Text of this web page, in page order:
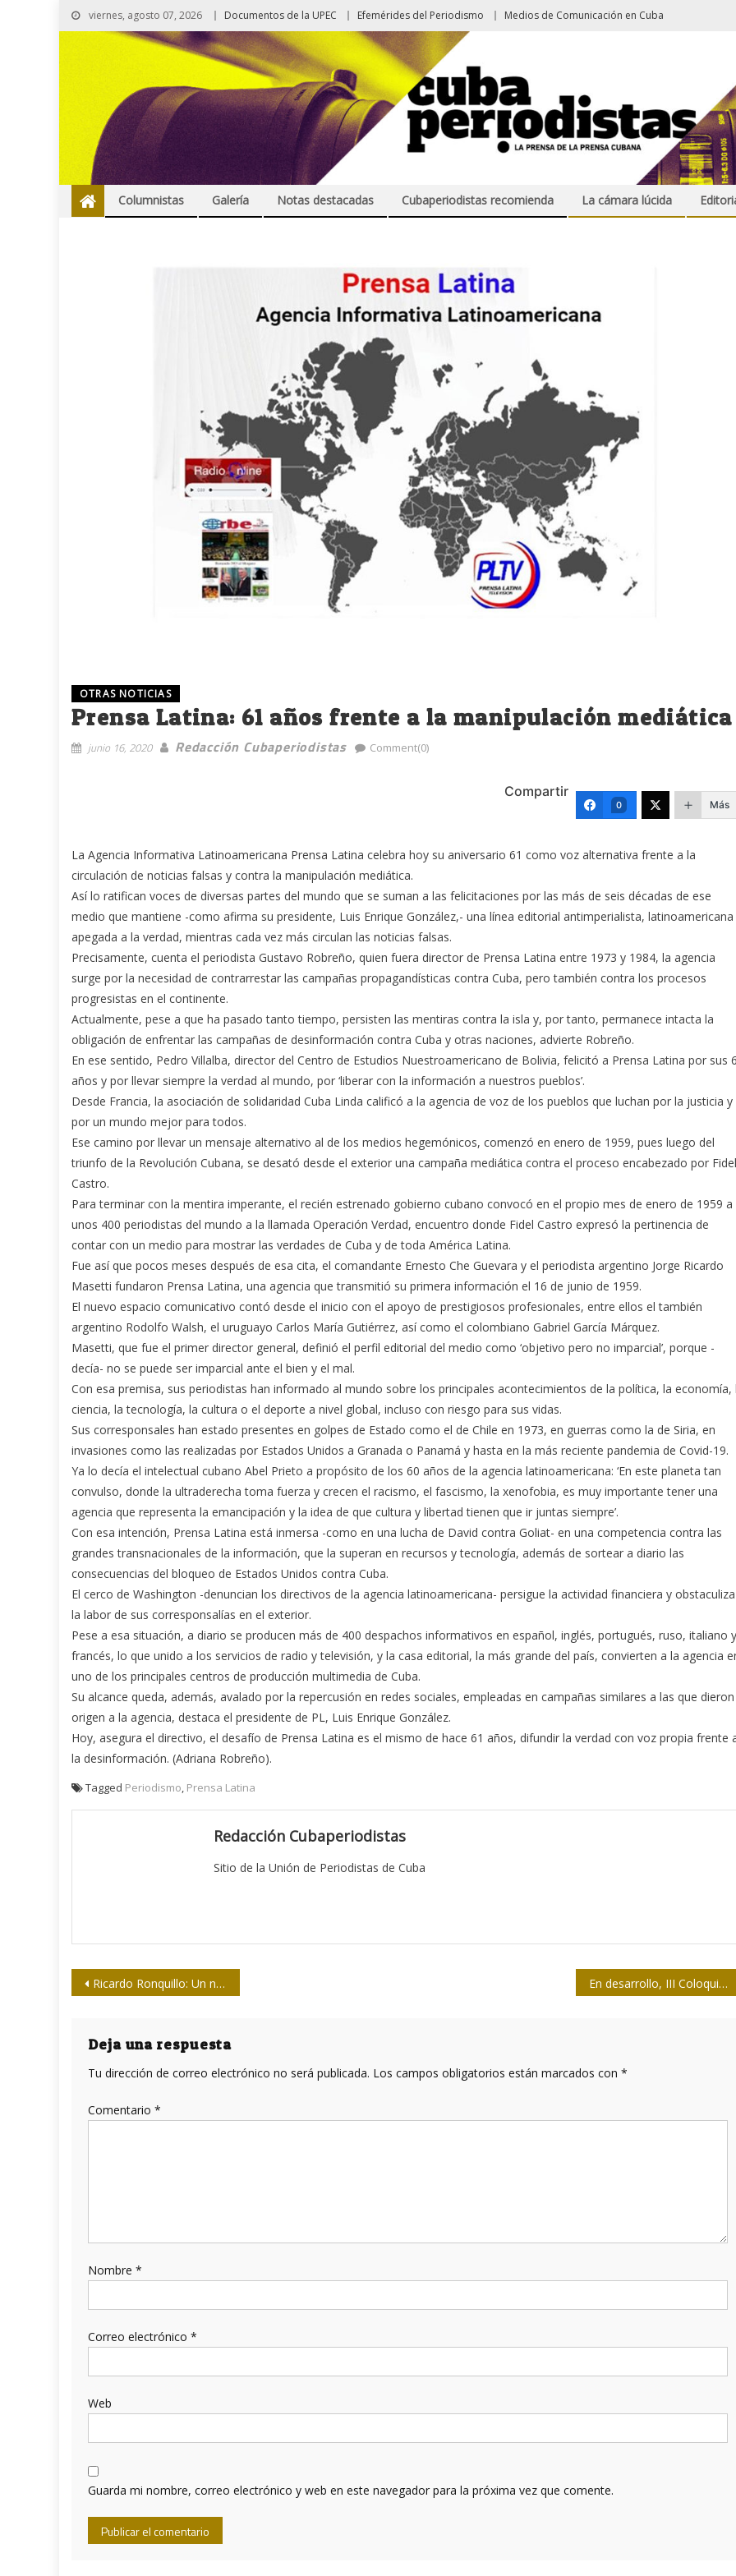
viernes, agosto 07, 2026 Documentos de la UPEC Efemérides del Periodismo Medios de Comunicación en Cuba
Columnistas Galería Notas destacadas Cubaperiodistas recomienda La cámara lúcida
OTRAS NOTICIAS
Prensa Latina: 61 años frente a la manipulación mediática
junio 16, 2020 Redacción Cubaperiodistas Comment(0)
Compartir
0 Más
La Agencia Informativa Latinoamericana Prensa Latina celebra hoy su aniversario 61 como voz alternativa frente a la
circulación de noticias falsas y contra la manipulación mediática.
Así lo ratifican voces de diversas partes del mundo que se suman a las felicitaciones por las más de seis décadas de ese
medio que mantiene -como afirma su presidente, Luis Enrique González,- una línea editorial antimperialista, latinoamericana
apegada a la verdad, mientras cada vez más circulan las noticias falsas.
Precisamente, cuenta el periodista Gustavo Robreño, quien fuera director de Prensa Latina entre 1973 y 1984, la agencia
surge por la necesidad de contrarrestar las campañas propagandísticas contra Cuba, pero también contra los procesos
progresistas en el continente.
Actualmente, pese a que ha pasado tanto tiempo, persisten las mentiras contra la isla y, por tanto, permanece intacta la
obligación de enfrentar las campañas de desinformación contra Cuba y otras naciones, advierte Robreño.
En ese sentido, Pedro Villalba, director del Centro de Estudios Nuestroamericano de Bolivia, felicitó a Prensa Latina por sus
años y por llevar siempre la verdad al mundo, por ‘liberar con la información a nuestros pueblos’.
Desde Francia, la asociación de solidaridad Cuba Linda calificó a la agencia de voz de los pueblos que luchan por la justicia y
por un mundo mejor para todos.
Ese camino por llevar un mensaje alternativo al de los medios hegemónicos, comenzó en enero de 1959, pues luego del
triunfo de la Revolución Cubana, se desató desde el exterior una campaña mediática contra el proceso encabezado por Fidel
Castro.
Para terminar con la mentira imperante, el recién estrenado gobierno cubano convocó en el propio mes de enero de 1959 a
unos 400 periodistas del mundo a la llamada Operación Verdad, encuentro donde Fidel Castro expresó la pertinencia de
contar con un medio para mostrar las verdades de Cuba y de toda América Latina.
Fue así que pocos meses después de esa cita, el comandante Ernesto Che Guevara y el periodista argentino Jorge Ricardo
Masetti fundaron Prensa Latina, una agencia que transmitió su primera información el 16 de junio de 1959.
El nuevo espacio comunicativo contó desde el inicio con el apoyo de prestigiosos profesionales, entre ellos el también
argentino Rodolfo Walsh, el uruguayo Carlos María Gutiérrez, así como el colombiano Gabriel García Márquez.
Masetti, que fue el primer director general, definió el perfil editorial del medio como ‘objetivo pero no imparcial’, porque -
decía- no se puede ser imparcial ante el bien y el mal.
Con esa premisa, sus periodistas han informado al mundo sobre los principales acontecimientos de la política, la economía,
ciencia, la tecnología, la cultura o el deporte a nivel global, incluso con riesgo para sus vidas.
Sus corresponsales han estado presentes en golpes de Estado como el de Chile en 1973, en guerras como la de Siria, en
invasiones como las realizadas por Estados Unidos a Granada o Panamá y hasta en la más reciente pandemia de Covid-19.
Ya lo decía el intelectual cubano Abel Prieto a propósito de los 60 años de la agencia latinoamericana: ‘En este planeta tan
convulso, donde la ultraderecha toma fuerza y crecen el racismo, el fascismo, la xenofobia, es muy importante tener una
agencia que representa la emancipación y la idea de que cultura y libertad tienen que ir juntas siempre’.
Con esa intención, Prensa Latina está inmersa -como en una lucha de David contra Goliat- en una competencia contra las
grandes transnacionales de la información, que la superan en recursos y tecnología, además de sortear a diario las
consecuencias del bloqueo de Estados Unidos contra Cuba.
El cerco de Washington -denuncian los directivos de la agencia latinoamericana- persigue la actividad financiera y obstaculiza
la labor de sus corresponsalías en el exterior.
Pese a esa situación, a diario se producen más de 400 despachos informativos en español, inglés, portugués, ruso, italiano y
francés, lo que unido a los servicios de radio y televisión, y la casa editorial, la más grande del país, convierten a la agencia
uno de los principales centros de producción multimedia de Cuba.
Su alcance queda, además, avalado por la repercusión en redes sociales, empleadas en campañas similares a las que dieron
origen a la agencia, destaca el presidente de PL, Luis Enrique González.
Hoy, asegura el directivo, el desafío de Prensa Latina es el mismo de hace 61 años, difundir la verdad con voz propia frente
la desinformación. (Adriana Robreño).
Tagged Periodismo, Prensa Latina
Redacción Cubaperiodistas
Sitio de la Unión de Periodistas de Cuba
Navegación
entradas
Ricardo Ronquillo: Un nuevo modelo de prensa pública para el socialismo cubano En desarrollo, III Coloquio Nacional sobre Periodismo Cultural
Deja una respuesta
Tu dirección de correo electrónico no será publicada. Los campos obligatorios están marcados con *
Comentario *
Nombre *
Correo electrónico *
Web
Guarda mi nombre, correo electrónico y web en este navegador para la próxima vez que comente.